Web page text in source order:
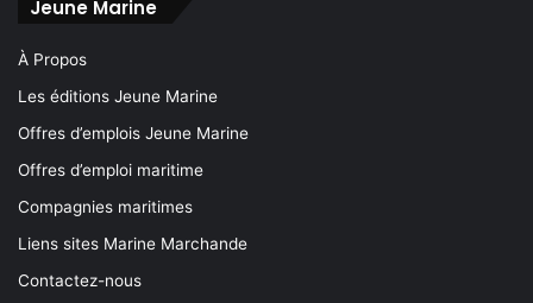
Jeune Marine
À Propos
Les éditions Jeune Marine
Offres d’emplois Jeune Marine
Offres d’emploi maritime
Compagnies maritimes
Liens sites Marine Marchande
Contactez-nous